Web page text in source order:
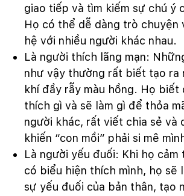
giao tiếp và tìm kiếm sự chú ý
Họ có thể dễ dàng trò chuyện
hệ với nhiều người khác nhau.
Là người thích lãng mạn:
như vậy thường rất biết tạo ra
khí đầy rẫy màu hồng. Họ biết
thích gì và sẽ làm gì để thỏa
người khác, rất viết chia sẻ và
khiến “con mồi” phải si mê
Là người yếu đuối: Khi họ cảm
có biểu hiện thích mình, họ sẽ
sự yếu đuối của bản thân, tạo